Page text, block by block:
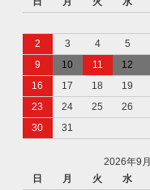
2
3 4 5
9
10 11 12
16
17 18 19
23
24 25 26
30
31
2026年9月
日
月 火 水